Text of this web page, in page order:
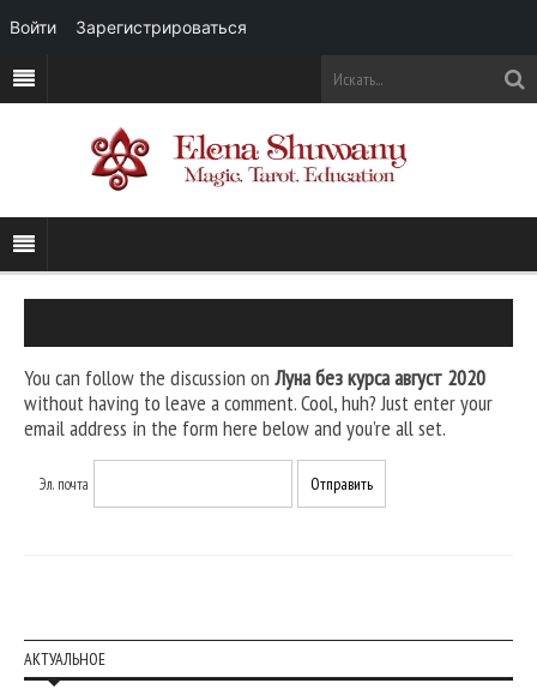
You can follow the discussion on Луна без курса август 2020
without having to leave a comment. Cool, huh? Just enter your
email address in the form here below and you’re all set.
Эл. почта
АКТУАЛЬНОЕ
Войти Зарегистрироваться